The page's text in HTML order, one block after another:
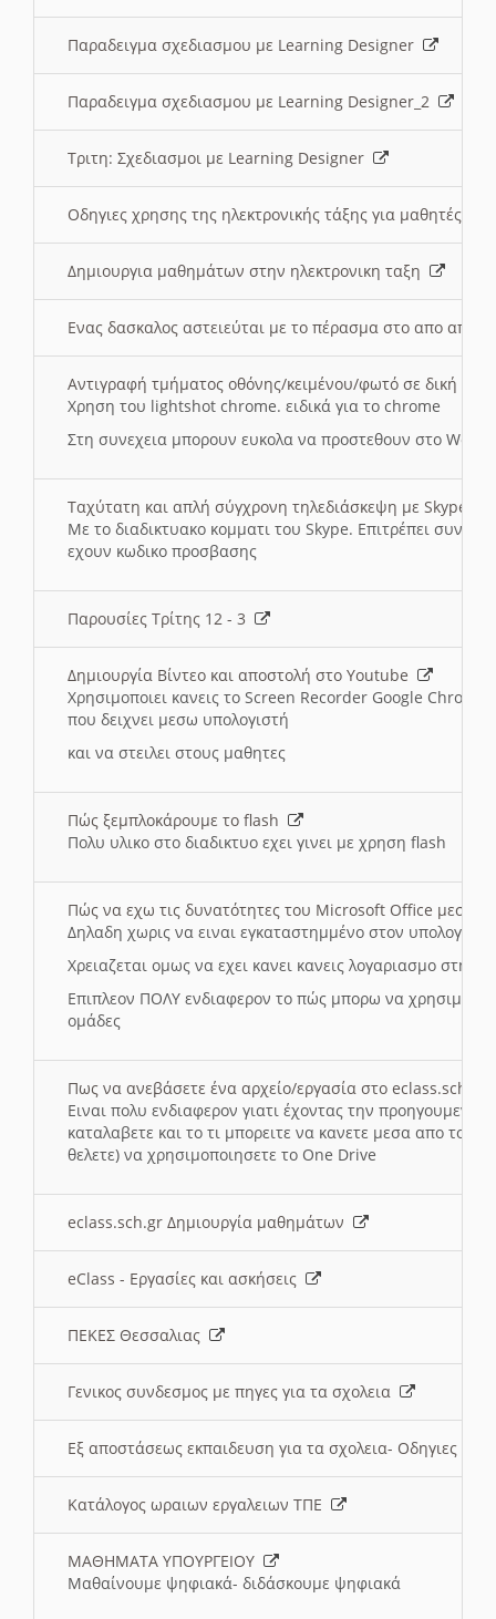
Παραδειγμα σχεδιασμου με Learning Designer
Παραδειγμα σχεδιασμου με Learning Designer_2
Τριτη: Σχεδιασμοι με Learning Designer
Οδηγιες χρησης της ηλεκτρονικής τάξης για μαθητές
Δημιουργια μαθημάτων στην ηλεκτρονικη ταξη
Ενας δασκαλος αστειεύται με το πέρασμα στο απο
Αντιγραφή τμήματος οθόνης/κειμένου/φωτό σε δική
Χρηση του lightshot chrome. ειδικά για το chrome
Στη συνεχεια μπορουν ευκολα να προστεθουν στο Word
Ταχύτατη και απλή σύγχρονη τηλεδιάσκεψη με Skype
Με το διαδικτυακο κομματι του Skype. Επιτρέπει
εχουν κωδικο προσβασης
Παρουσίες Τρίτης 12 - 3
Δημιουργία Βίντεο και αποστολή στο Youtube
Χρησιμοποιει κανεις το Screen Recorder Google Chrome
που δειχνει μεσω υπολογιστή
και να στειλει στους μαθητες
Πώς ξεμπλοκάρουμε το flash
Πολυ υλικο στο διαδικτυο εχει γινει με χρηση flash
Πώς να εχω τις δυνατότητες του Microsoft Office μεσω
Δηλαδη χωρις να ειναι εγκαταστημμένο στον
Χρειαζεται ομως να εχει κανει κανεις λογαριασμο στη
Επιπλεον ΠΟΛΥ ενδιαφερον το πώς μπορω να
ομάδες
Πως να ανεβάσετε ένα αρχείο/εργασία στο eclass.sch.gr
Ειναι πολυ ενδιαφερον γιατι έχοντας την
καταλαβετε και το τι μπορειτε να κανετε μεσα απο το
θελετε) να χρησιμοποιησετε το One Drive
eclass.sch.gr Δημιουργία μαθημάτων
eClass - Εργασίες και ασκήσεις
ΠΕΚΕΣ Θεσσαλιας
Γενικος συνδεσμος με πηγες για τα σχολεια
Εξ αποστάσεως εκπαιδευση για τα σχολεια- Οδηγιες
Κατάλογος ωραιων εργαλειων ΤΠΕ
ΜΑΘΗΜΑΤΑ ΥΠΟΥΡΓΕΙΟΥ
Μαθαίνουμε ψηφιακά- διδάσκουμε ψηφιακά